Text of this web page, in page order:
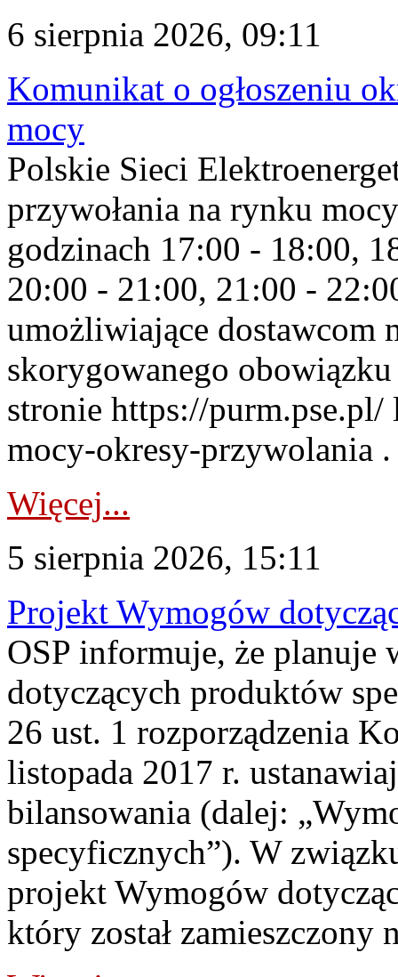
6 sierpnia 2026, 09:11
Komunikat o ogłoszeniu
mocy
Polskie Sieci
przywołania na rynku
godzinach 17:00 - 18:00,
20:00 - 21:00, 21:00 -
umożliwiające dostawcom
skorygowanego
stronie https://
mocy-okresy-przywolania
Więcej...
5 sierpnia 2026, 15:11
Projekt Wymogów
OSP informuje, że planuje
dotyczących produktów
26 ust. 1 rozporządzenia
listopada 2017 r.
bilansowania (dalej:
specyficznych”). W
projekt Wymogów
który został zamieszczony